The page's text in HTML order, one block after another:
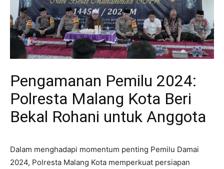
Pengamanan Pemilu 2024:
Polresta Malang Kota Beri
Bekal Rohani untuk Anggota
Dalam menghadapi momentum penting Pemilu Damai
2024, Polresta Malang Kota memperkuat persiapan